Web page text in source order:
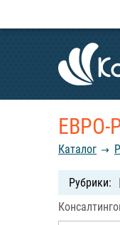
ЕВРО-
Каталог
|